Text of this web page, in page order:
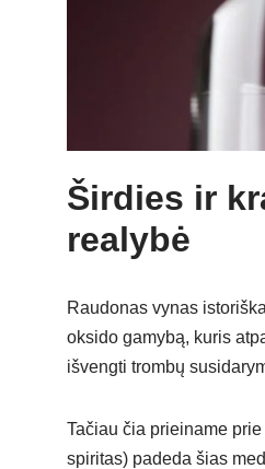
Širdies ir
realybė
Raudonas vynas
oksido gamybą, kuris
išvengti trombų
Tačiau čia prieiname
spiritas) padeda šias